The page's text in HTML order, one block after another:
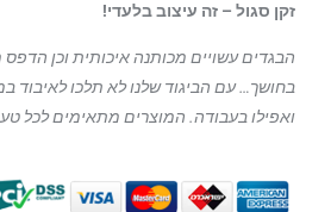
זקן סגול – זה עיצוב בלעדי!
הבגדים עשויים מכותנה איכותית וכן
בחושך… עם הביגודשלנו לא תלכו לאיבוד
ואפילו בעבודה. המוצרים מתאימים לכל